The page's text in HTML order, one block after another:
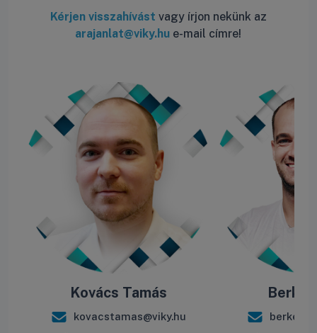
Kérjen visszahívást vagy írjon nekünk az
arajanlat@viky.hu e-mail címre!
Kovács Tamás
kovacstamas@viky.hu
Berke